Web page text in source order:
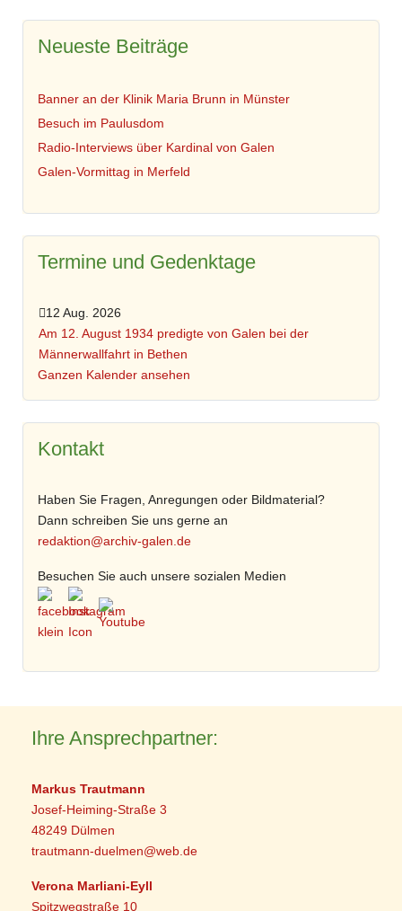
Neueste Beiträge
Banner an der Klinik Maria Brunn in Münster
Besuch im Paulusdom
Radio-Interviews über Kardinal von Galen
Galen-Vormittag in Merfeld
Termine und Gedenktage
12 Aug. 2026
Am 12. August 1934 predigte von Galen bei der
Männerwallfahrt in Bethen
Ganzen Kalender ansehen
Kontakt
Haben Sie Fragen, Anregungen oder Bildmaterial?
Dann schreiben Sie uns gerne an
redaktion@archiv-galen.de
Besuchen Sie auch unsere sozialen Medien
Ihre Ansprechpartner:
Markus Trautmann
Josef-Heiming-Straße 3
48249 Dülmen
trautmann-duelmen@web.de
Verona Marliani-Eyll
Spitzwegstraße 10